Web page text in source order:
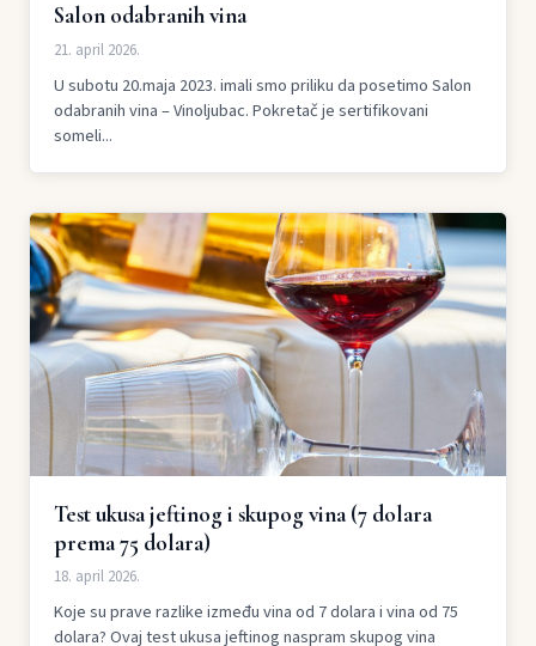
Salon odabranih vina
21. april 2026.
U subotu 20.maja 2023. imali smo priliku da posetimo Salon
odabranih vina – Vinoljubac. Pokretač je sertifikovani
someli...
Test ukusa jeftinog i skupog vina (7 dolara
prema 75 dolara)
18. april 2026.
Koje su prave razlike između vina od 7 dolara i vina od 75
dolara? Ovaj test ukusa jeftinog naspram skupog vina